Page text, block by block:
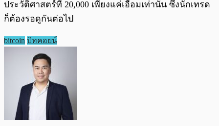
ประวัติศาสตร์ที่ 20,000 เพียงแค่เอื้อมเท่านั้น ซึ่งนักเทรด
ก็ต้องรอดูกันต่อไป
bitcoin บิทคอยน์